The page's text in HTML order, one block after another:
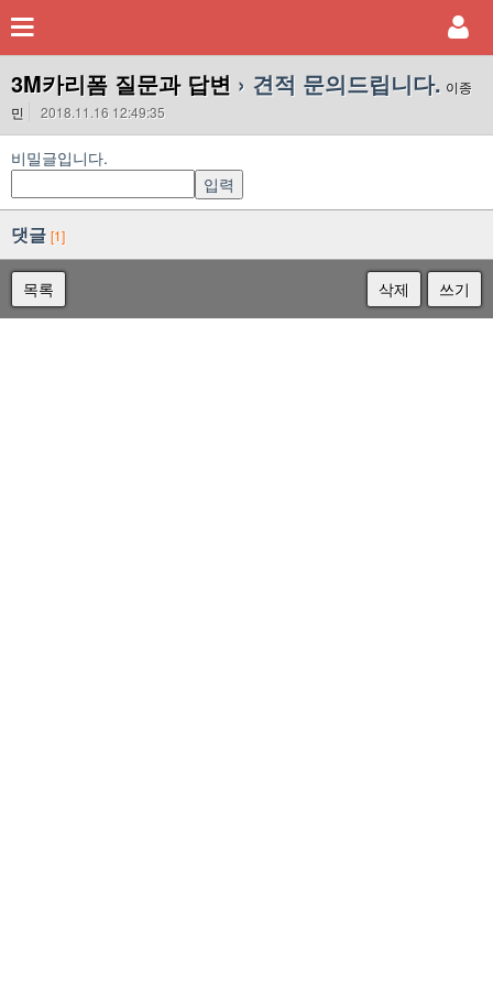
3M카리폼 질문과 답변 › 견적 문의드립니다. 이종
민
2018.11.16 12:49:35
비밀글입니다.
댓글 [1]
목록 쓰기
삭제